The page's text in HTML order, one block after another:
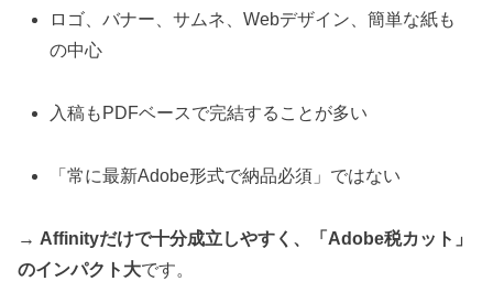
ロゴ、バナー、サムネ、Webデザイン、簡単な紙も
の中心
入稿もPDFベースで完結することが多い
「常に最新Adobe形式で納品必須」ではない
→ Affinityだけで十分成立しやすく、「Adobe税カット」
のインパクト大です。